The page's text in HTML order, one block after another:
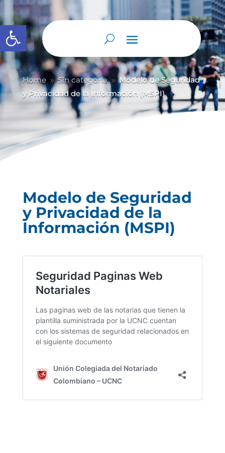
Abrir barra de herramientas
Home 9 Sin categoría 9 Modelo de Seguridad
y Privacidad de la Información (MSPI)
Modelo de Seguridad
y Privacidad de la
Información (MSPI)